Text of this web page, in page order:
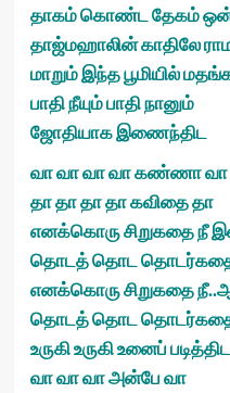
தாகம் கொண்ட தேகம்
தாஜ்மஹாலின் காதிலே
மாறும் இந்த பூமியில்
பாதி நீயும் பாதி நானும்
ஜோதியாக இணைந்திட
வா வா வா வா கண்ணா வா
தா தா தா தா கவிதை தா
எனக்கொரு சிறுகதை நீ
தொடத் தொட தொடர்கதை
எனக்கொரு சிறுகதை
தொடத் தொட
உருகி உருகி உனைப் படித்திட
வா வா வா அன்பே வா